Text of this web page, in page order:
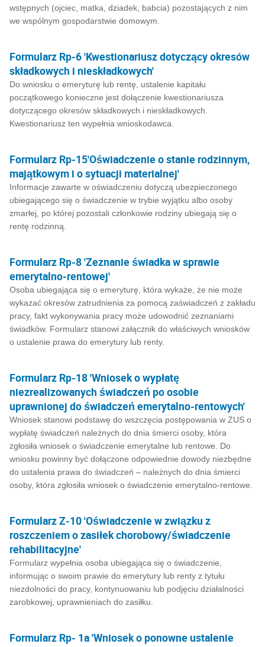
wstępnych (ojciec, matka, dziadek, babcia) pozostających z nim
we wspólnym gospodarstwie domowym.
Formularz Rp-6 'Kwestionariusz dotyczący okresów
składkowych i nieskładkowych'
Do wniosku o emeryturę lub rentę, ustalenie kapitału
początkowego konieczne jest dołączenie kwestionariusza
dotyczącego okresów składkowych i nieskładkowych.
Kwestionariusz ten wypełnia wnioskodawca.
Formularz Rp-15'Oświadczenie o stanie rodzinnym,
majątkowym i o sytuacji materialnej'
Informacje zawarte w oświadczeniu dotyczą ubezpieczonego
ubiegającego się o świadczenie w trybie wyjątku albo osoby
zmarłej, po której pozostali członkowie rodziny ubiegają się o
rentę rodzinną.
Formularz Rp-8 'Zeznanie świadka w sprawie
emerytalno-rentowej'
Osoba ubiegająca się o emeryturę, która wykaże, że nie może
wykazać okresów zatrudnienia za pomocą zaświadczeń z zakładu
pracy, fakt wykonywania pracy może udowodnić zeznaniami
świadków. Formularz stanowi załącznik do właściwych wniosków
o ustalenie prawa do emerytury lub renty.
Formularz Rp-18 'Wniosek o wypłatę
niezrealizowanych świadczeń po osobie
uprawnionej do świadczeń emerytalno-rentowych'
Wniosek stanowi podstawę do wszczęcia postępowania w ZUS o
wypłatę świadczeń należnych do dnia śmierci osoby, która
zgłosiła wniosek o świadczenie emerytalne lub rentowe. Do
wniosku powinny być dołączone odpowiednie dowody niezbędne
do ustalenia prawa do świadczeń – należnych do dnia śmierci
osoby, która zgłosiła wniosek o świadczenie emerytalno-rentowe.
Formularz Z-10 'Oświadczenie w związku z
roszczeniem o zasiłek chorobowy/świadczenie
rehabilitacyjne'
Formularz wypełnia osoba ubiegająca się o świadczenie,
informując o swoim prawie do emerytury lub renty z tytułu
niezdolności do pracy, kontynuowaniu lub podjęciu działalności
zarobkowej, uprawnieniach do zasiłku.
Formularz Rp- 1a 'Wniosek o ponowne ustalenie